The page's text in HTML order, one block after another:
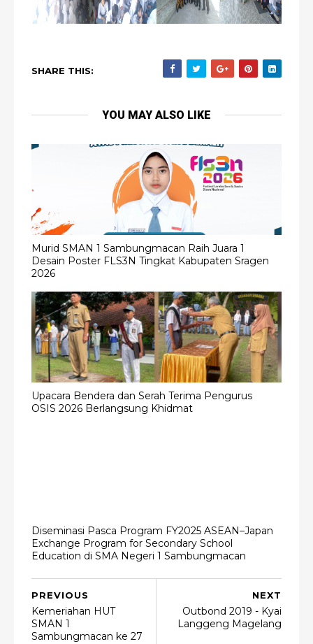
SHARE THIS:
YOU MAY ALSO LIKE
Murid SMAN 1 Sambungmacan Raih Juara 1
Desain Poster FLS3N Tingkat Kabupaten Sragen
2026
Upacara Bendera dan Serah Terima Pengurus
OSIS 2026 Berlangsung Khidmat
Diseminasi Pasca Program FY2025 ASEAN–Japan
Exchange Program for Secondary School
Education di SMA Negeri 1 Sambungmacan
NEXT
Outbond 2019 - Kyai
Langgeng Magelang
PREVIOUS
Kemeriahan HUT
SMAN 1
Sambungmacan ke 27